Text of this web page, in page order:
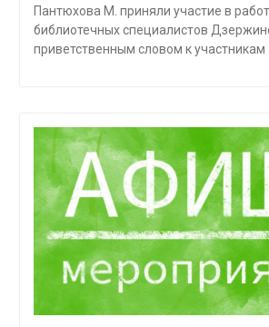
Пантюхова М. приняли участие в
библиотечных специалистов
приветственным словом к участникам